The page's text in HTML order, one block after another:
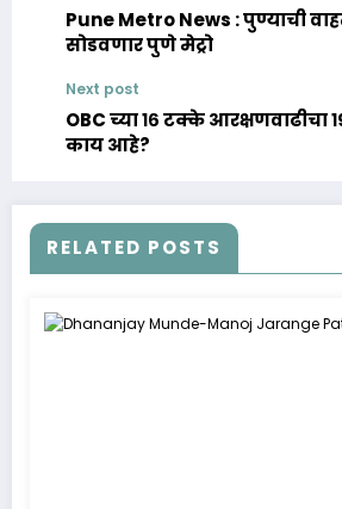
Pune Metro News : पुण्याची
सोडवणार पुणे मेट्रो
Next post
OBC च्या १६ टक्के आरक्षणवाढीचा
काय आहे?
RELATED POSTS